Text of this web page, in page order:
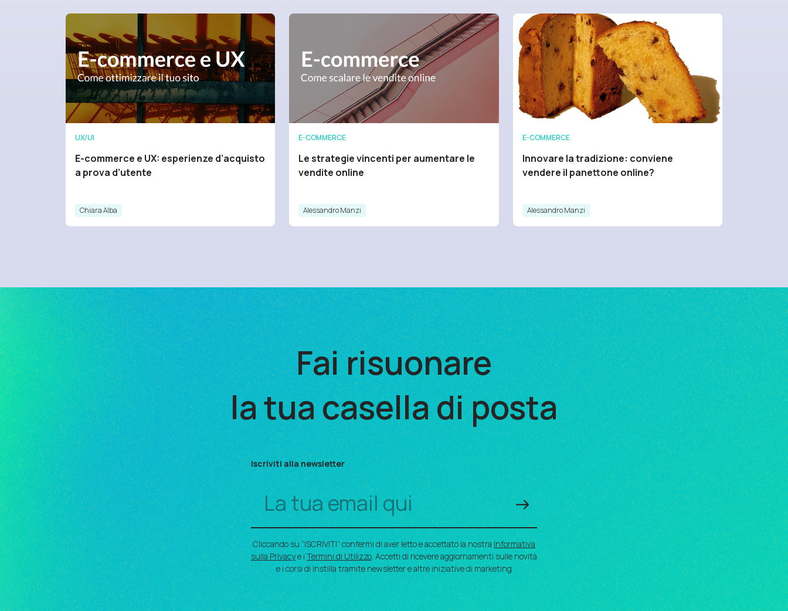
UX/UI
E-commerce e UX: esperienze d’acquisto
a prova d’utente
Chiara Alba
E-COMMERCE
Le strategie vincenti per aumentare le
vendite online
Alessandro Manzi
E-COMMERCE
Innovare la tradizione: conviene
vendere il panettone online?
Alessandro Manzi
Fai risuonare
la tua casella di posta
Iscriviti alla newsletter
Cliccando su “ISCRIVITI” confermi di aver letto e accettato la nostraInformativa
sulla Privacye i Termini di Utilizzo. Accetti di ricevere aggiornamenti sulle novità
e i corsi di Instilla tramite newsletter e altre iniziative di marketing